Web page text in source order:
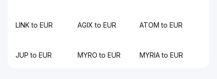
LINK to EUR AGIX to EUR ATOM to EUR
JUP to EUR MYRO to EUR MYRIA to EUR